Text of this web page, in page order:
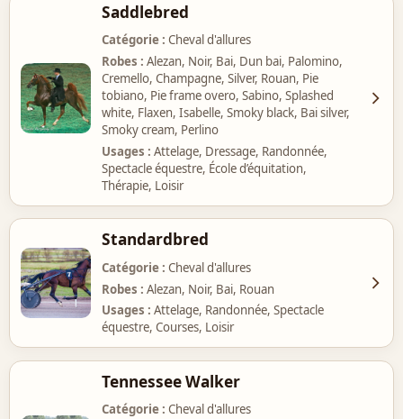
Saddlebred
Catégorie Cheval d'allures
Robes
Alezan, Noir, Bai, Dun bai, Palomino,
Cremello, Champagne, Silver, Rouan, Pie
tobiano, Pie frame overo, Sabino, Splashed
white, Flaxen, Isabelle, Smoky black, Bai silver,
Smoky cream, Perlino
Usages
Attelage, Dressage, Randonnée,
Spectacle équestre, École d’équitation,
Thérapie, Loisir
Standardbred
Catégorie Cheval d'allures
Robes
Alezan, Noir, Bai, Rouan
Usages
Attelage, Randonnée, Spectacle
équestre, Courses, Loisir
Tennessee Walker
Catégorie Cheval d'allures